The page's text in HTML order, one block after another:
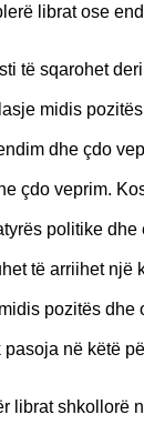
librat ose
të sqarohet
midis
dhe çdo
çdo veprim.
politike
të arriihet një
pozitës dhe
pasoja në këtë
librat shkollorë